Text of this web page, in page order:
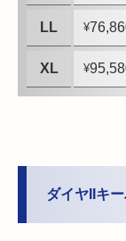
LL ¥
XL ¥
ダイヤIIキ